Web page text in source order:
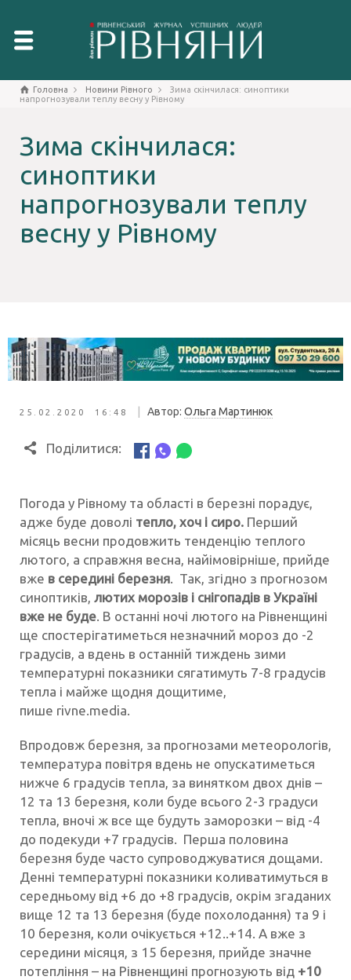
Головна Новини Рівного
Зима скінчилася: синоптики
напрогнозували теплу весну у Рівному
Зима скінчилася:
синоптики
напрогнозували теплу
весну у Рівному
25.02.2020 16:48 Автор: Ольга Мартинюк
Поділитися:
Погода у Рівному та області в березні порадує,
адже буде доволі тепло, хоч і сиро. Перший
місяць весни продовжить тенденцію теплого
лютого, а справжня весна, найімовірніше, прийде
вже в середині березня. Так, згідно з прогнозом
синоптиків, лютих морозів і снігопадів в Україні
вже не буде. В останні ночі лютого на Рівненщині
ще спостерігатиметься незначний мороз до -2
градусів, а вдень в останній тиждень зими
температурні показники сягатимуть 7-8 градусів
тепла і майже щодня дощитиме,
пише rivne.media.
Впродовж березня, за прогнозами метеорологів,
температура повітря вдень не опускатиметься
нижче 6 градусів тепла, за винятком двох днів –
12 та 13 березня, коли буде всього 2-3 градуси
тепла, вночі ж все ще будуть заморозки – від -4
до подекуди +7 градусів. Перша половина
березня буде часто супроводжуватися дощами.
Денні температурні показники коливатимуться в
середньому від +6 до +8 градусів, окрім згаданих
вище 12 та 13 березня (буде похолодання) та 9 і
10 березня, коли очікується +12..+14. А вже з
середини місяця, з 15 березня, прийде значне
потепління – на Рівненщині прогнозують від +10